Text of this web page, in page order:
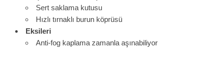
Sert saklama kutusu
Hızlı tırnaklı burun köprüsü
Eksileri
Anti-fog kaplama zamanla aşınabiliyor